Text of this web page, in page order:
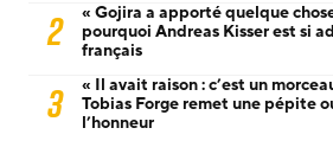
2
« Gojira a apporté quelque
pourquoi Andreas Kisser est si
français
3
« Il avait raison : c’est un
Tobias Forge remet une pépite
l’honneur